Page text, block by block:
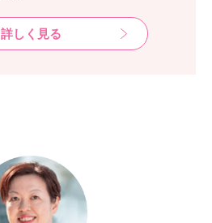
詳しく見る